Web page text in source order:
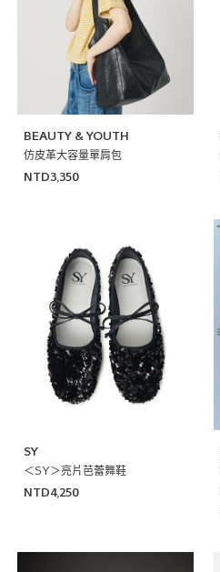
BEAUTY & YOUTH
仿皮革大容量單肩包
NTD3,350
SY
＜SY＞亮片芭蕾舞鞋
NTD4,250